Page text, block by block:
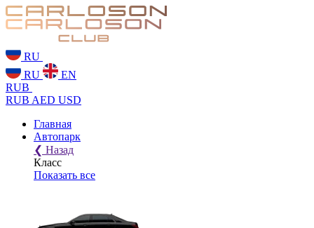
RU
RU
EN
RUB
RUB AED USD
Главная
Автопарк
❮ Назад
Класс
Показать все